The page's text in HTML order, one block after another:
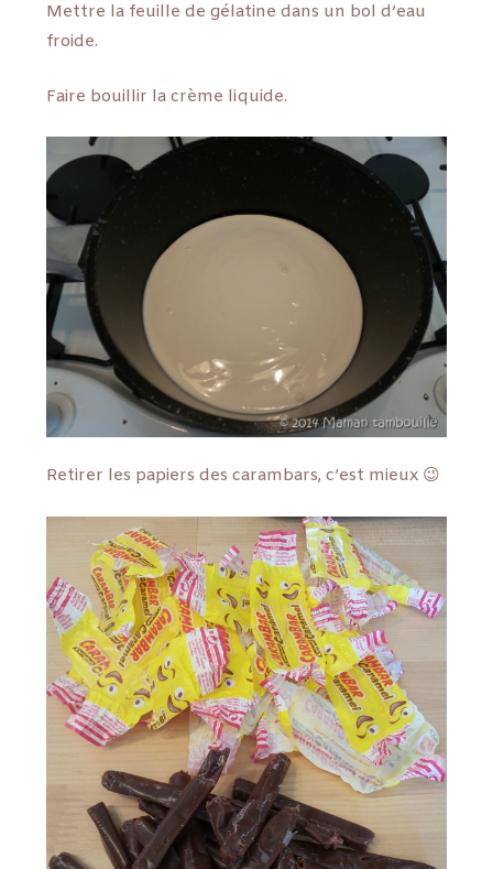
Mettre la feuille de gélatine dans un bol d’eau
froide.
Faire bouillir la crème liquide.
Retirer les papiers des carambars, c’est mieux 😉